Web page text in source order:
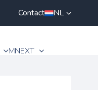
Contact NL
MNEXT